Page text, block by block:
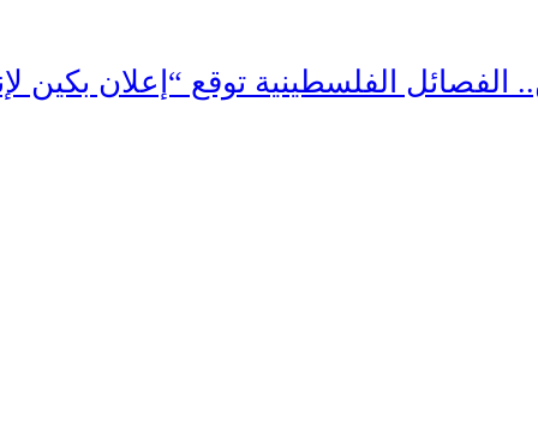
الفصائل الفلسطينية توقع “إعلان بكين